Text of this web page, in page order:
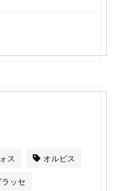
ス オルビス
ッセ